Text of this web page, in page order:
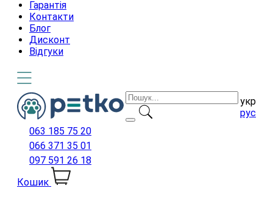
Гарантія
Контакти
Блог
Дисконт
Відгуки
укр
рус
063 185 75 20
066 371 35 01
097 591 26 18
Кошик